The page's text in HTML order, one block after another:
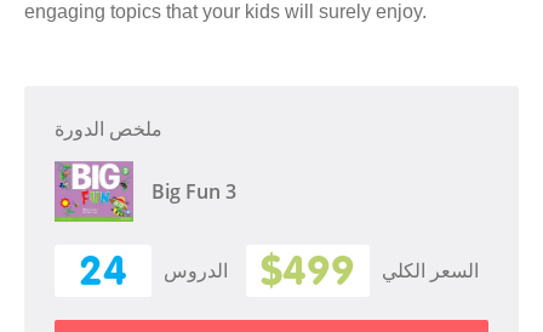
engaging topics that your kids will surely enjoy.
ملخص الدورة
Big Fun 3
24 الدروس $499 السعر الكلي